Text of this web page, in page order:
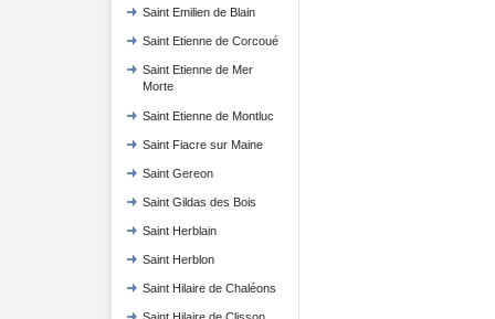
Saint Emilien de Blain
Saint Etienne de Corcoué
Saint Etienne de Mer
Morte
Saint Etienne de Montluc
Saint Fiacre sur Maine
Saint Gereon
Saint Gildas des Bois
Saint Herblain
Saint Herblon
Saint Hilaire de Chaléons